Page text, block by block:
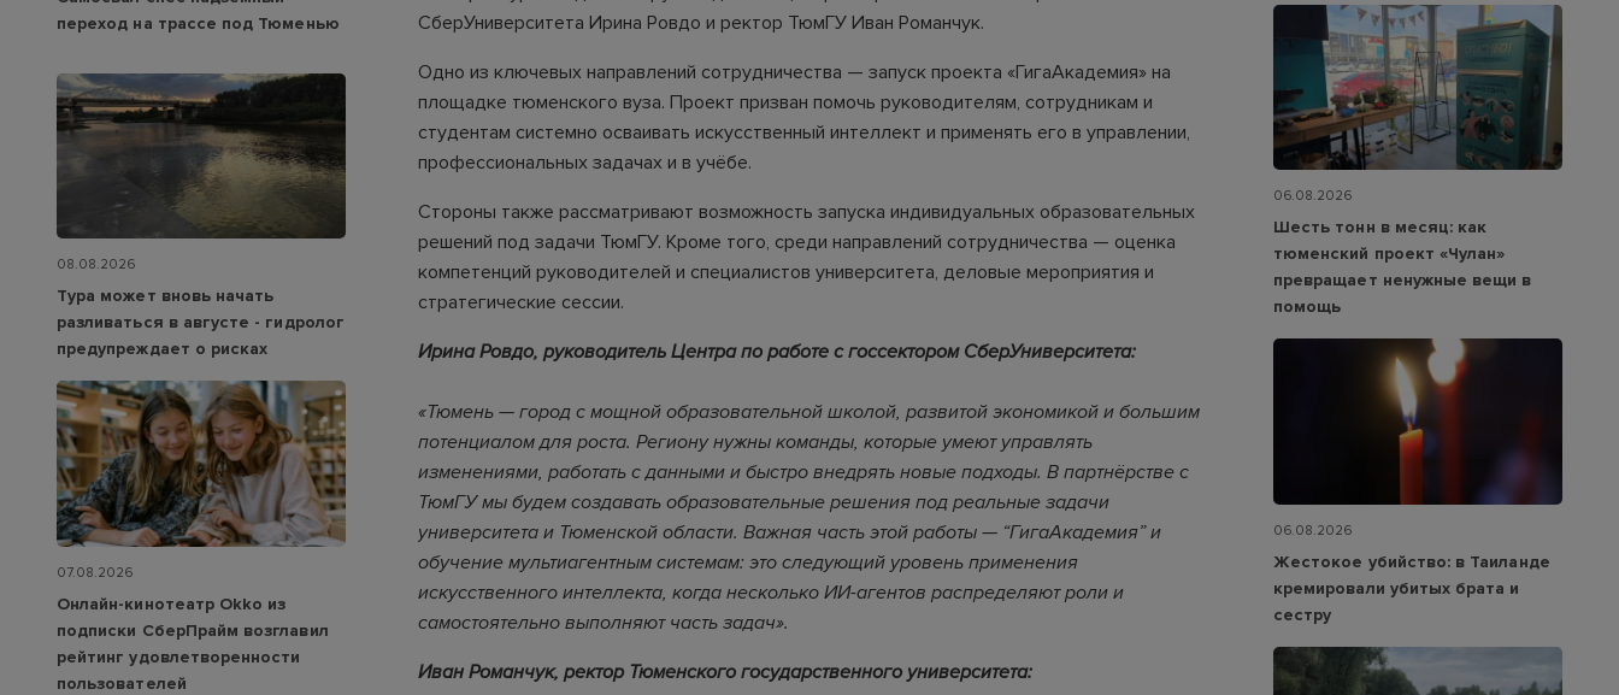
СберУниверситета Ирина Ровдо и ректор ТюмГУ Иван Романчук.
Одно из ключевых направлений сотрудничества — запуск проекта «ГигаАкадемия» на
площадке тюменского вуза. Проект призван помочь руководителям, сотрудникам и
студентам системно осваивать искусственный интеллект и применять его в управлении,
профессиональных задачах и в учёбе.
Стороны также рассматривают возможность запуска индивидуальных образовательных
решений под задачи ТюмГУ. Кроме того, среди направлений сотрудничества — оценка
компетенций руководителей и специалистов университета, деловые мероприятия и
стратегические сессии.
Ирина Ровдо, руководитель Центра по работе с госсектором СберУниверситета:
«Тюмень — город с мощной образовательной школой, развитой экономикой и большим
потенциалом для роста. Региону нужны команды, которые умеют управлять
изменениями, работать с данными и быстро внедрять новые подходы. В партнёрстве с
ТюмГУ мы будем создавать образовательные решения под реальные задачи
университета и Тюменской области. Важная часть этой работы — “ГигаАкадемия” и
обучение мультиагентным системам: это следующий уровень применения
искусственного интеллекта, когда несколько ИИ-агентов распределяют роли и
самостоятельно выполняют часть задач».
Иван Романчук, ректор Тюменского государственного университета:
переход на трассе под Тюменью
08.08.2026
Тура может вновь начать
разливаться в августе - гидролог
предупреждает о рисках
07.08.2026
Онлайн-кинотеатр Okko из
подписки СберПрайм возглавил
рейтинг удовлетворенности
пользователей
06.08.2026
Шесть тонн в месяц: как
тюменский проект «Чулан»
превращает ненужные вещи в
помощь
06.08.2026
Жестокое убийство: в Таиланде
кремировали убитых брата и
сестру